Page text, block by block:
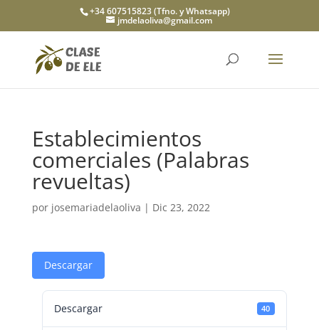
+34 607515823 (Tfno. y Whatsapp)
jmdelaoliva@gmail.com
Establecimientos
comerciales (Palabras
revueltas)
por josemariadelaoliva | Dic 23, 2022
Descargar
Descargar 40